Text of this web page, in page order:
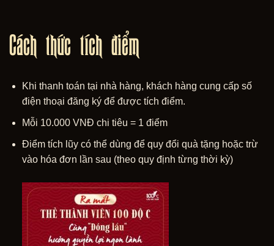
Cách thức tích điểm
Khi thanh toán tại nhà hàng, khách hàng cung cấp số
điện thoại đăng ký để được tích điểm.
Mỗi 10.000 VNĐ chi tiêu = 1 điểm
Điểm tích lũy có thể dùng để quy đổi quà tặng hoặc trừ
vào hóa đơn lần sau (theo quy định từng thời kỳ)